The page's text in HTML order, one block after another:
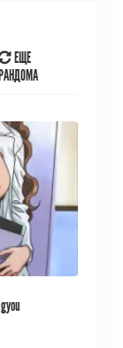
ЕЩЕ